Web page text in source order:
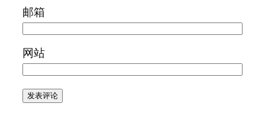
邮箱
网站